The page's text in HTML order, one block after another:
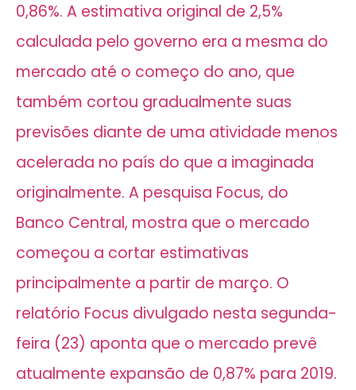
0,86%. A estimativa original de 2,5%
calculada pelo governo era a mesma do
mercado até o começo do ano, que
também cortou gradualmente suas
previsões diante de uma atividade menos
acelerada no país do que a imaginada
originalmente. A pesquisa Focus, do
Banco Central, mostra que o mercado
começou a cortar estimativas
principalmente a partir de março. O
relatório Focus divulgado nesta segunda-
feira (23) aponta que o mercado prevê
atualmente expansão de 0,87% para 2019.